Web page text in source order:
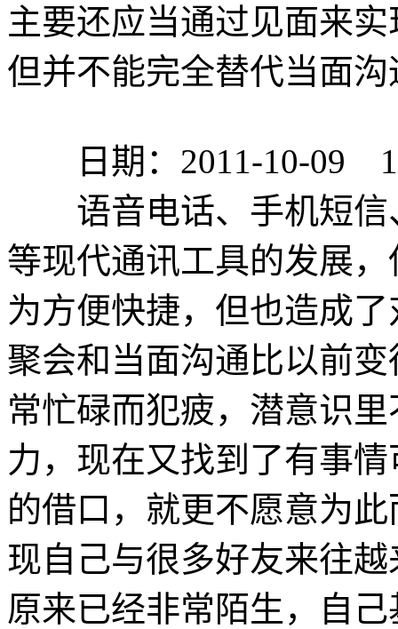
主要还应当通过见面来
但并不能完全替代当面沟
日期：2011-10-09
语音电话、手机短信
等现代通讯工具的发展
为方便快捷，但也造成
聚会和当面沟通比以前
常忙碌而犯疲，潜意识
力，现在又找到了有事
的借口，就更不愿意为
现自己与很多好友来往
原来已经非常陌生，自